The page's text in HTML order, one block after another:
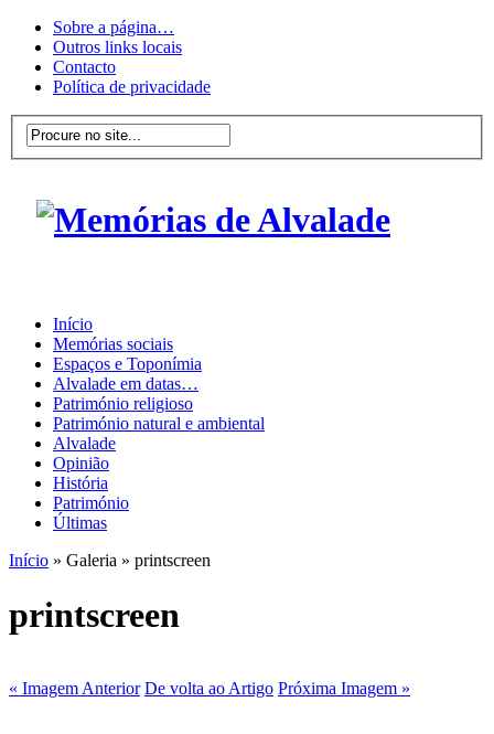
Sobre a página…
Outros links locais
Contacto
Política de privacidade
Início
Memórias sociais
Espaços e Toponímia
Alvalade em datas…
Património religioso
Património natural e ambiental
Alvalade
Opinião
História
Património
Últimas
Início » Galeria » printscreen
printscreen
« Imagem Anterior De volta ao Artigo Próxima Imagem »